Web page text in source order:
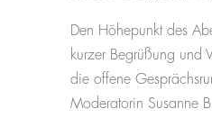
Den Höhepunkt des
kurzer Begrüßung und
die offene
Moderatorin Susanne